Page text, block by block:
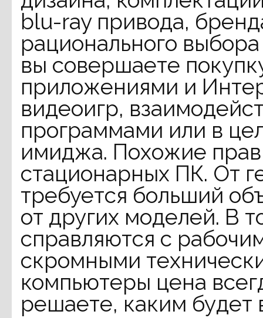
blu-ray привода,
рационального
вы совершаете
приложениями и
видеоигр,
программами или в
имиджа. Похожие
стационарных ПК. От
требуется больший
от других моделей. В
справляются с
скромными
компьютеры цена
решаете, каким будет